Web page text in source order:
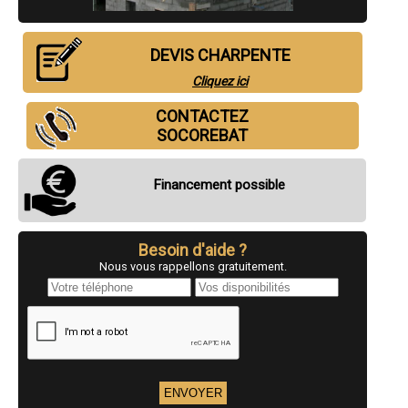
- Entreprise de charpente à Saint-Just-en-Chaussée
- Entreprise de charpente à Mouy
- Entreprise de charpente à Saint-Leu-d'Esserent
- Entreprise de charpente à Lacroix-Saint-Ouen
- Entreprise de charpente à Verneuil-en-Halatte
- Entreprise de charpente à Breteuil
- Entreprise de charpente à Bresles
- Entreprise de charpente à Laigneville
- Entreprise de charpente à Ribécourt-Dreslincourt
- Entreprise de charpente à Verberie
- Entreprise de charpente à Estrées-Saint-Denis
- Entreprise de charpente à Cires-lès-Mello
- Entreprise de charpente à Choisy-au-Bac
- Entreprise de charpente à Orry-la-Ville
- Entreprise de charpente à Nanteuil-le-Haudouin
- Entreprise de charpente à Andeville
- Entreprise de charpente à Crèvecœur-le-Grand
- Entreprise de charpente à Béthisy-Saint-Pierre
- Entreprise de charpente à Grandvilliers
DEVIS CHARPENTE
Cliquez ici
CONTACTEZ
SOCOREBAT
Financement possible
Besoin d'aide ?
Nous vous rappellons gratuitement.